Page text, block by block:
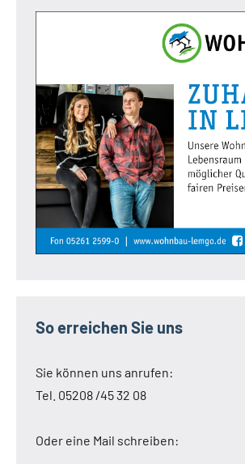
So erreichen Sie uns
Sie können uns anrufen:
Tel. 05208 /45 32 08
Oder eine Mail schreiben: